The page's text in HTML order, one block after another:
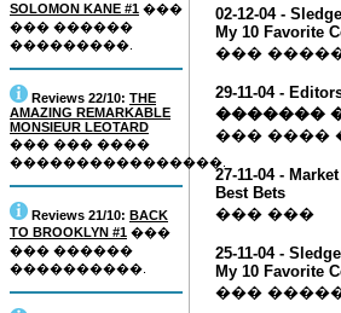
SOLOMON KANE #1 ���
��� ������
���������.
Reviews 22/10: THE
AMAZING REMARKABLE
MONSIEUR LEOTARD
��� ��� ����
����������������.
Reviews 21/10: BACK
TO BROOKLYN #1 ���
��� ������
����������.
02-12-04 -
My 10 Favorite
���
29-11-04 -
�������
��� ����
27-11-04 -
Best Bets
��� ���
25-11-04 -
My 10 Favorite
���